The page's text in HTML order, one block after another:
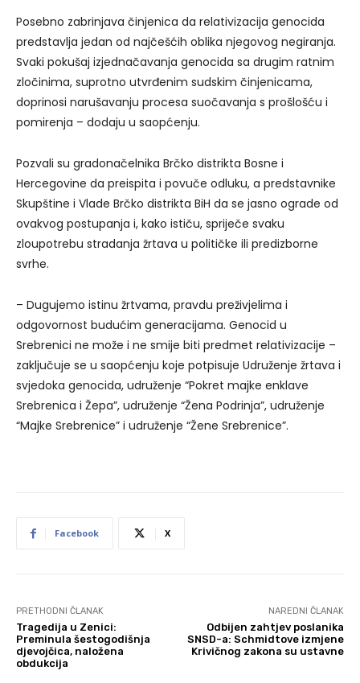
Posebno zabrinjava činjenica da relativizacija genocida
predstavlja jedan od najčešćih oblika njegovog negiranja.
Svaki pokušaj izjednačavanja genocida sa drugim ratnim
zločinima, suprotno utvrđenim sudskim činjenicama,
doprinosi narušavanju procesa suočavanja s prošlošću i
pomirenja – dodaju u saopćenju.
Pozvali su gradonačelnika Brčko distrikta Bosne i
Hercegovine da preispita i povuče odluku, a predstavnike
Skupštine i Vlade Brčko distrikta BiH da se jasno ograde od
ovakvog postupanja i, kako ističu, spriječe svaku
zloupotrebu stradanja žrtava u političke ili predizborne
svrhe.
– Dugujemo istinu žrtvama, pravdu preživjelima i
odgovornost budućim generacijama. Genocid u
Srebrenici ne može i ne smije biti predmet relativizacije –
zaključuje se u saopćenju koje potpisuje Udruženje žrtava i
svjedoka genocida, udruženje “Pokret majke enklave
Srebrenica i Žepa”, udruženje “Žena Podrinja”, udruženje
“Majke Srebrenice” i udruženje “Žene Srebrenice”.
Facebook X
PRETHODNI ČLANAK
Tragedija u Zenici:
Preminula šestogodišnja
djevojčica, naložena
obdukcija
NAREDNI ČLANAK
Odbijen zahtjev poslanika
SNSD-a: Schmidtove izmjene
Krivičnog zakona su ustavne